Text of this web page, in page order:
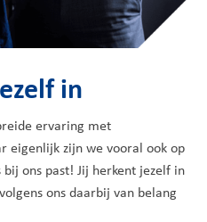
in
ervaring met
eigenlijk zijn we vooral ook op
ons past! Jij herkent jezelf in
ons daarbij van belang